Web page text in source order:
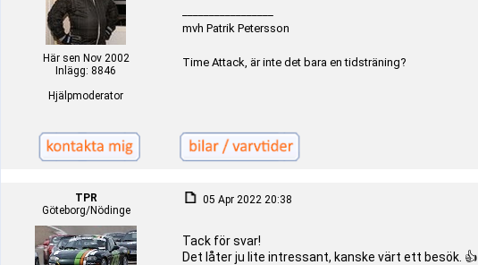
Här sen Nov 2002
Inlägg: 8846
Hjälpmoderator
mvh Patrik Petersson
Time Attack, är inte det bara en tidsträning?
TPR
Göteborg/Nödinge
05 Apr 2022 20:38
Tack för svar!
Det låter ju lite intressant, kanske värt ett besök. 👍